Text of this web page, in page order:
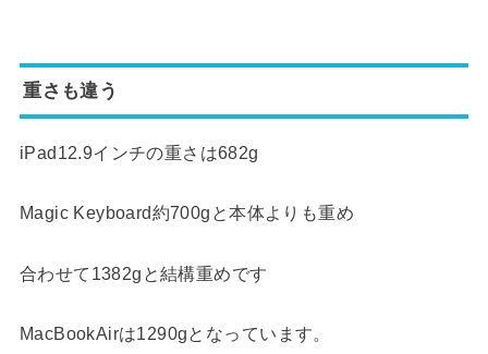
重さも違う
iPad12.9インチの重さは682g
Magic Keyboard約700gと本体よりも重め
合わせて1382gと結構重めです
MacBookAirは1290gとなっています。